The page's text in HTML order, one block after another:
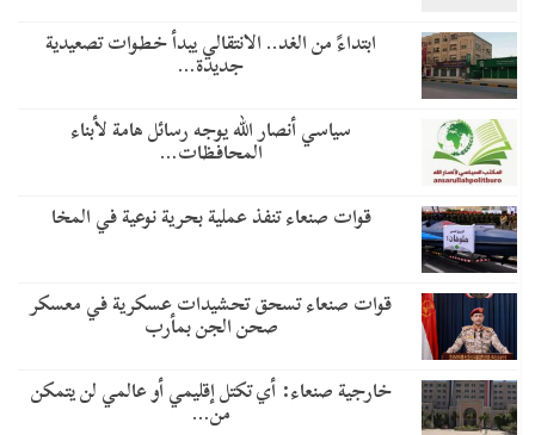
​ابتداءً من الغد.. الانتقالي يبدأ خطوات تصعيدية
جديدة…
سياسي أنصار الله يوجه رسائل هامة لأبناء
المحافظات…
قوات صنعاء تنفذ عملية بحرية نوعية في المخا
قوات صنعاء تسحق تحشيدات عسكرية في معسكر
صحن الجن بمأرب
خارجية صنعاء: أي تكتل إقليمي أو عالمي لن يتمكن
من…